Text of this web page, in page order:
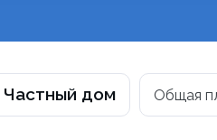
Частный дом Общая